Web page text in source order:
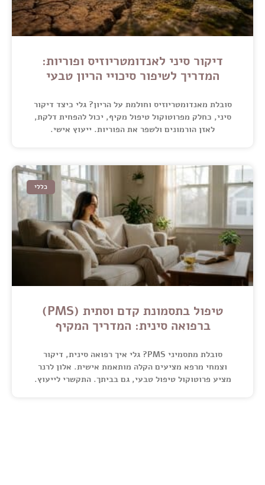
דיקור סיני לאנדומטריוזיס ופוריות:
המדריך לשיפור סיכויי הריון טבעי
סובלת מאנדומטריוזיס וחולמת על הריון? גלי כיצד דיקור
סיני, כחלק מפרוטוקול טיפול מקיף, יכול להפחית דלקת,
לאזן הורמונים ולשפר את הפוריות. ייעוץ אישי.
כללי
טיפול בתסמונת קדם וסתית (PMS)
ברפואה סינית: המדריך המקיף
סובלת מתסמיני PMS? גלי איך רפואה סינית, דיקור
וצמחי מרפא מציעים הקלה מותאמת אישית. אלון לרנר
מציע פרוטוקול טיפול טבעי, גם בביתך. התקשרי לייעוץ.